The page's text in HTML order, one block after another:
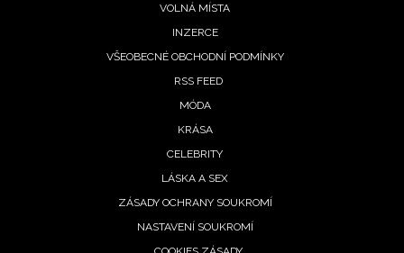
VOLNÁ MÍSTA
INZERCE
VŠEOBECNÉ OBCHODNÍ PODMÍNKY
RSS FEED
MÓDA
KRÁSA
CELEBRITY
LÁSKA A SEX
ZÁSADY OCHRANY SOUKROMÍ
NASTAVENÍ SOUKROMÍ